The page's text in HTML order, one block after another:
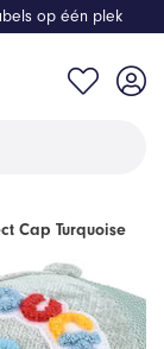
op één plek
Cap Turquoise